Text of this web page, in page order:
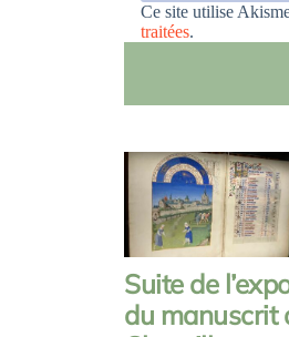
Ce site utilise
traitées.
Suite de
du manuscrit